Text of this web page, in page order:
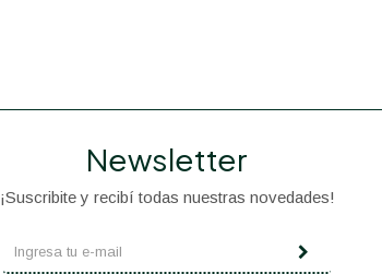
Newsletter
¡Suscribite y recibí todas nuestras novedades!